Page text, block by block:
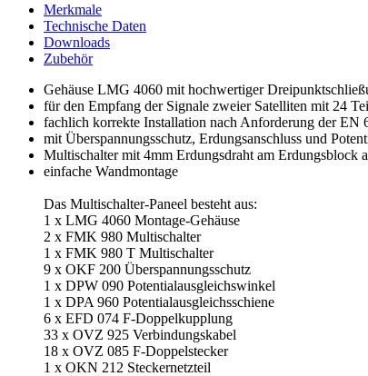
Merkmale
Technische Daten
Downloads
Zubehör
Gehäuse LMG 4060 mit hochwertiger
für den Empfang der Signale zweier Satelliten mit 24
fachlich korrekte Installation nach Anforderung der EN
mit Überspannungsschutz, Erdungsanschluss und
Multischalter mit 4mm Erdungsdraht am Erdungsblock
einfache Wandmontage
Das Multischalter-Paneel besteht aus:
1 x LMG 4060 Montage-Gehäuse
2 x FMK 980 Multischalter
1 x FMK 980 T Multischalter
9 x OKF 200 Überspannungsschutz
1 x DPW 090 Potentialausgleichswinkel
1 x DPA 960 Potentialausgleichsschiene
6 x EFD 074 F-Doppelkupplung
33 x OVZ 925 Verbindungskabel
18 x OVZ 085 F-Doppelstecker
1 x OKN 212 Steckernetzteil